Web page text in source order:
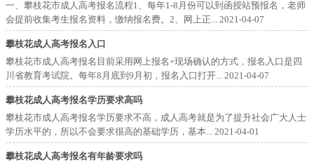
一、攀枝花市成人高考报名流程1、每年1-8月份可以到函授站预报名，老师
会提前收集考生报名资料，缴纳报名费。2、网上正... 2021-04-07
攀枝花成人高考报名入口
攀枝花市成人高考报名目前采用网上报名+现场确认的方式，报名入口是四
川省教育考试院。每年8月底到9月初，报名入口打开... 2021-04-07
攀枝花成人高考报名学历要求高吗
攀枝花市成人高考报名学历要求不高，成人高考就是为了提升社会广大人士
学历水平的，所以不会要求很高的基础学历，基本... 2021-04-01
攀枝花成人高考报名有年龄要求吗